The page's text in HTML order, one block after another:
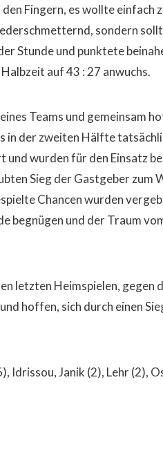
Fingern, es wollte
sondern
Stunde und punktete
auf 43 : 27 anwuchs.
Teams und gemeinsam
der zweiten Hälfte
wurden für den Einsatz
Sieg der Gastgeber zum
Chancen wurden
begnügen und der Traum
letzten Heimspielen, gegen
hoffen, sich durch einen
Idrissou, Janik (2), Lehr (2),